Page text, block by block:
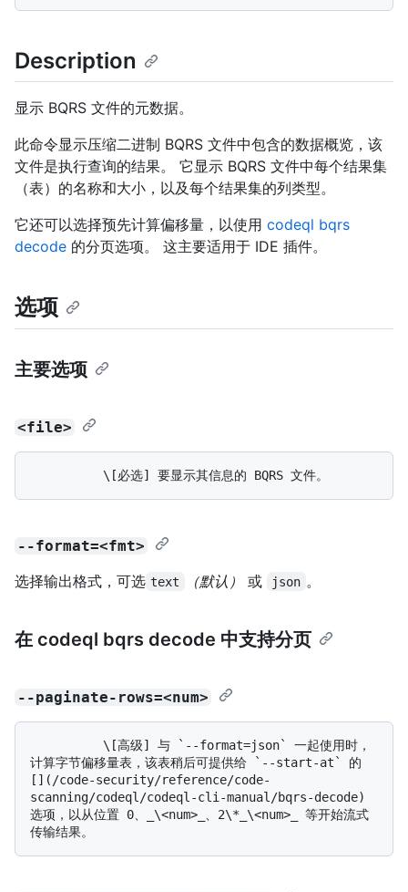
Description
显示 BQRS 文件的元数据。
此命令显示压缩二进制 BQRS 文件中包含的数据概览，该
文件是执行查询的结果。 它显示 BQRS 文件中每个结果集
（表）的名称和大小，以及每个结果集的列类型。
它还可以选择预先计算偏移量，以使用 codeql bqrs
decode 的分页选项。 这主要适用于 IDE 插件。
选项
主要选项
<file>
--format=<fmt>
选择输出格式，可选 text （默认） 或 json 。
在 codeql bqrs decode 中支持分页
--paginate-rows=<num>
计算字节偏移量表，该表稍后可提供给 `--start-at` 的
[](/code-security/reference/code-
scanning/codeql/codeql-cli-manual/bqrs-decode)
选项，以从位置 0、_\<num>_、2\*_\<num>_ 等开始流式